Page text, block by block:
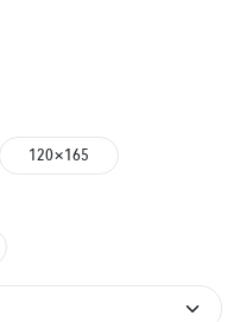
120×165
Wert ein